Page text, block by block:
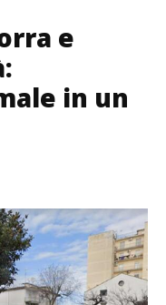
e
in un